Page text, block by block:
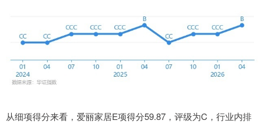
从细项得分来看，爱丽家居E项得分59.87，评级为C，行业内排